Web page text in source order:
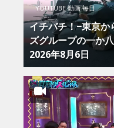
YOUTUBE 動画 毎日
イチバチ！−東京か
ズグループの一か
2026年8月6日